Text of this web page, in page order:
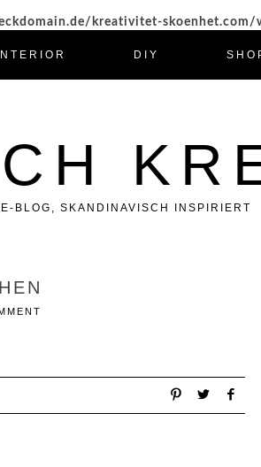
kreativitet-
INTERIOR DIY
BLOG, SKANDINAVISCH INSPIRIERT